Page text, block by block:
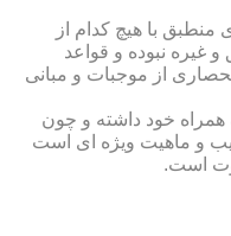
با هیچ کدام از
غیره نبوده و قواعد
از موجبات و مبانی
همراه خود داشته و چون
و ماهیت ویژه ای است
است.